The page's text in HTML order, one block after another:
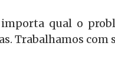
qual o
Trabalhamos com